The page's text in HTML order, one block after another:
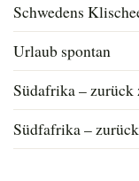
Schwedens
Urlaub spontan
Südafrika – zurück
Südfafrika –